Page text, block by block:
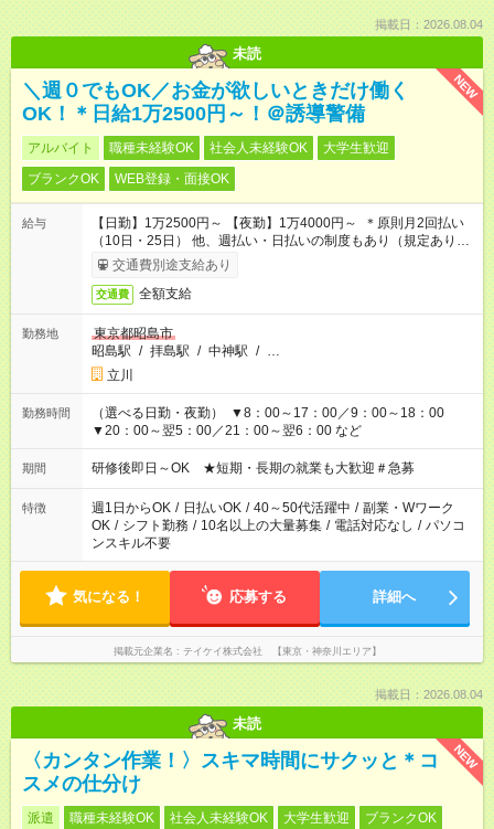
掲載日：2026.08.04
未読
NEW
＼週０でもOK／お金が欲しいときだけ働く
OK！＊日給1万2500円～！＠誘導警備
アルバイト 職種未経験OK 社会人未経験OK
大学生歓迎
ブランクOK
WEB登録・面接OK
給与
【日勤】1万2500円～ 【夜勤】1万4000円～ ＊原則月2回払い
（10日・25日） 他、週払い・日払いの制度もあり（規定あり）
＃日収1万円以上
交通費別途支給あり
交通費 全額支給
勤務地
東京都昭島市
昭島駅 / 拝島駅 / 中神駅 / …
立川
勤務時間
（選べる日勤・夜勤） ▼8：00～17：00／9：00～18：00
▼20：00～翌5：00／21：00～翌6：00 など
期間 研修後即日～OK ★短期・長期の就業も大歓迎＃急募
特徴 週1日からOK / 日払いOK / 40～50代活躍中 / 副業・Wワーク
OK / シフト勤務 / 10名以上の大量募集 / 電話対応なし / パソコ
ンスキル不要
気になる！ 応募する 詳細へ
掲載元企業名 テイケイ株式会社 【東京・神奈川エリア】
掲載日：2026.08.04
未読
NEW
〈カンタン作業！〉スキマ時間にサクッと＊コ
スメの仕分け
派遣 職種未経験OK 社会人未経験OK 大学生歓迎
ブランクOK